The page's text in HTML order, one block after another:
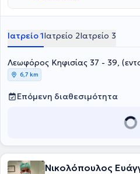
Ιατρείο 1Ιατρείο 2Ιατρείο 3
Λεωφόρος Κηφισίας 37 - 39,
6,7 km
Επόμενη διαθεσιμότητα
Νικολόπουλος